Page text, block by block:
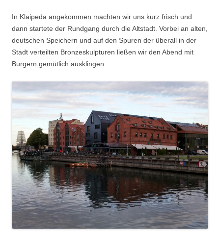
In Klaipeda angekommen machten wir uns kurz frisch und
dann startete der Rundgang durch die Altstadt. Vorbei an alten,
deutschen Speichern und auf den Spuren der überall in der
Stadt verteilten Bronzeskulpturen ließen wir den Abend mit
Burgern gemütlich ausklingen.